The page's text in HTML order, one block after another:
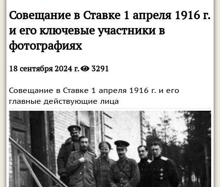
Совещание в Ставке 1 апреля 1916 г.
и его ключевые участники в
фотографиях
18 сентября 2024 г. 3291
Совещание в Ставке 1 апреля 1916 г. и его
главные действующие лица